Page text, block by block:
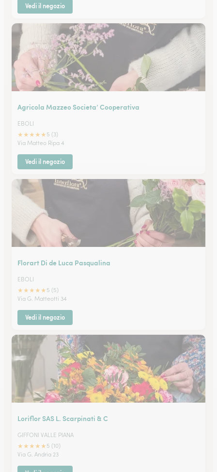
Vedi il negozio
Agricola Mazzeo Societa’ Cooperativa
EBOLI
★★★★★ 5 (3)
Via Matteo Ripa 4
Vedi il negozio
Florart Di de Luca Pasqualina
EBOLI
★★★★★ 5 (5)
Via G. Matteotti 34
Vedi il negozio
Loriflor SAS L. Scarpinati & C
GIFFONI VALLE PIANA
★★★★★ 5 (10)
Via G. Andria 23